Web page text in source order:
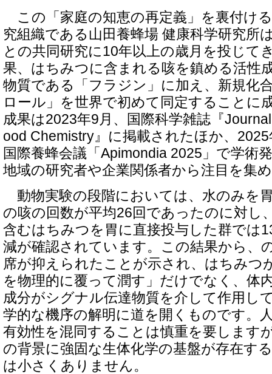
この「家庭の知恵の再定義」を裏付け
究組織である山田養蜂場 健康科学研究所
との共同研究に10年以上の歳月を投じて
果、はちみつに含まれる咳を鎮める活性
物質である「フラジン」に加え、新規化
ロール」を世界で初めて同定することに
成果は2023年9月、国際科学雑誌『
ood Chemistry』に掲載されたほか、
国際養蜂会議「Apimondia 2025」で学術
地域の研究者や企業関係者から注目を集
動物実験の段階においては、水のみを
の咳の回数が平均26回であったのに対し
含むはちみつを胃に直接投与した群では
減が確認されています。この結果から、
席が抑えられたことが示され、はちみつ
を物理的に覆って潤す」だけでなく、体
成分がシグナル伝達物質を介して作用し
学的な機序の解明に道を開くものです。
有効性を混同することは慎重を要します
の背景に強固な生体化学の基盤が存在す
は小さくありません。